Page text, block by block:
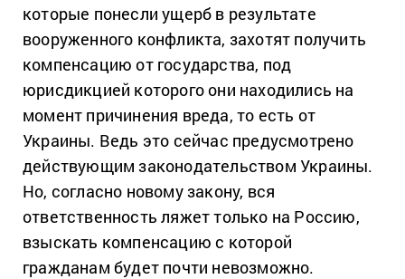
которые понесли ущерб в результате
вооруженного конфликта, захотят получить
компенсацию от государства, под
юрисдикцией которого они находились на
момент причинения вреда, то есть от
Украины. Ведь это сейчас предусмотрено
действующим законодательством Украины.
Но, согласно новому закону, вся
ответственность ляжет только на Россию,
взыскать компенсацию с которой
гражданам будет почти невозможно.